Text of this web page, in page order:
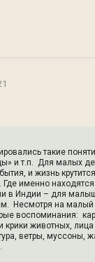
такие
и т.п. Для малых
и жизнь
именно
в Индии – для
Несмотря на малый
воспоминания:
крики животных,
ветры, муссоны,